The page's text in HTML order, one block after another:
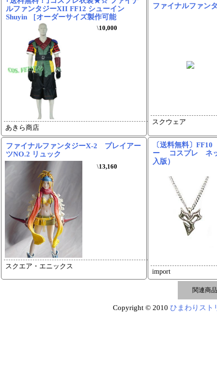
ルファンタジーXII FF12 シューイン
Shuyin ［オーダーサイズ製作可能
\10,000
あきら商店
ファイナルファン
スクウェア
ファイナルファンタジーX-2 プレイアー
ツNO.2 リュック
\13,160
スクエア・エニックス
〔送料無料〕
ー コスプレ ネ
入版）
import
Copyright © 2010 ひまわりスト